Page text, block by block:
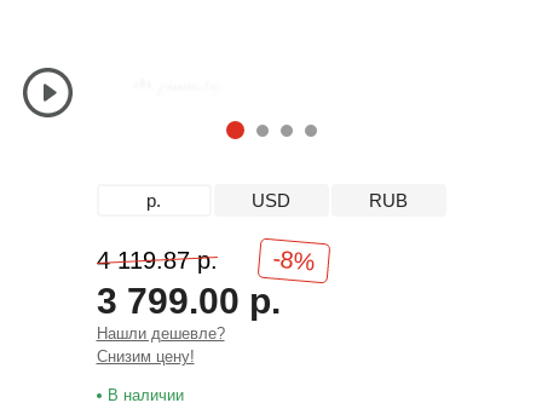
1 2 3 4
р. USD RUB
4 119.87 р. -8%
3 799.00 р.
Нашли дешевле?
Снизим цену!
В наличии